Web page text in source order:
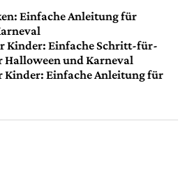
Einfache Anleitung für
Kinder: Einfache Schritt-für-
und Karneval
Einfache Anleitung für